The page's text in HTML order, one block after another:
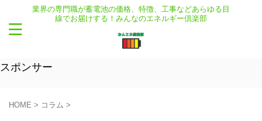
業界の専門職が蓄電池の価格、特徴、工事などあらゆる目
線でお届けする！みんなのエネルギー倶楽部
スポンサー
HOME > コラム >